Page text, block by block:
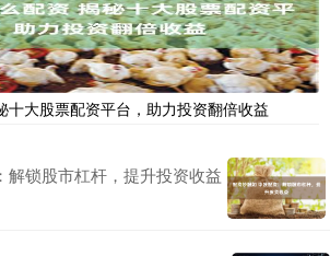
十大股票配资平台，助力投资翻倍收益
解锁股市杠杆，提升投资收益